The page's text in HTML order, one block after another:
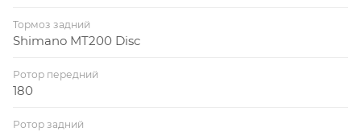
Тормоз задний
Shimano MT200 Disc
Ротор передний
180
Ротор задний